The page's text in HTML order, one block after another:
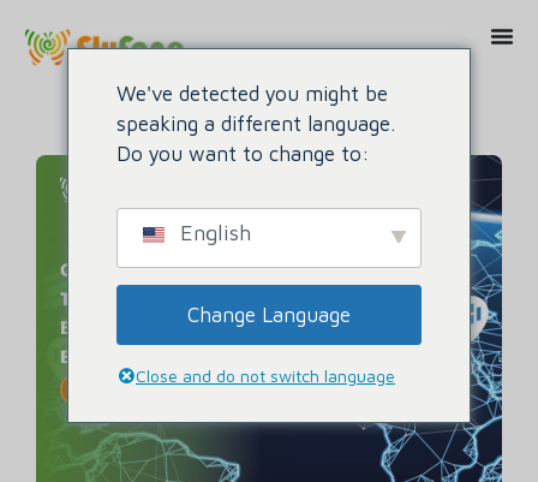
We've detected you might be
speaking a different language.
Do you want to change to:
English
Change Language
Close and do not switch language